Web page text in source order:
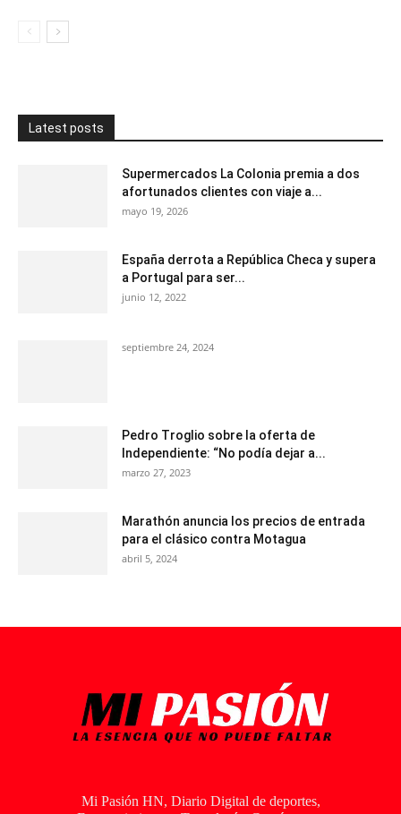
Latest posts
Supermercados La Colonia premia a dos
afortunados clientes con viaje a...
mayo 19, 2026
España derrota a República Checa y supera
a Portugal para ser...
junio 12, 2022
septiembre 24, 2024
Pedro Troglio sobre la oferta de
Independiente: “No podía dejar a...
marzo 27, 2023
Marathón anuncia los precios de entrada
para el clásico contra Motagua
abril 5, 2024
Mi Pasión HN, Diario Digital de deportes,